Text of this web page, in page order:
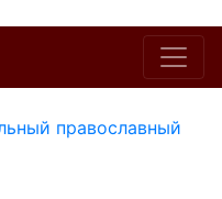
православный